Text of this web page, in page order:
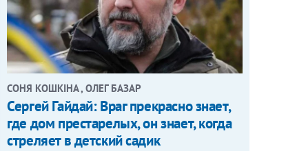
СОНЯ КОШКІНА , ОЛЕГ БАЗАР
Сергей Гайдай: Враг прекрасно знает,
где дом престарелых, он знает, когда
стреляет в детский садик